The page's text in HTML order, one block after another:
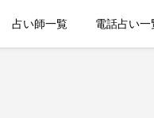
占い師一覧 電話占い一